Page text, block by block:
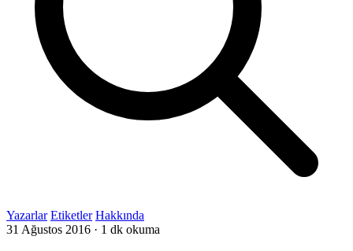
Yazarlar Etiketler Hakkında
31 Ağustos 2016 · 1 dk okuma